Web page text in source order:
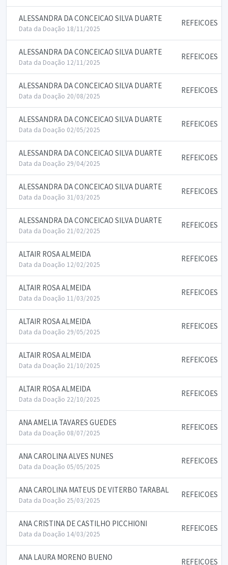
ALESSANDRA DA CONCEICAO SILVA DUARTE
Data da Doação 18/11/2025
REFEICOES
ALESSANDRA DA CONCEICAO SILVA DUARTE
Data da Doação 12/11/2025
REFEICOES
ALESSANDRA DA CONCEICAO SILVA DUARTE
Data da Doação 20/08/2025
REFEICOES
ALESSANDRA DA CONCEICAO SILVA DUARTE
Data da Doação 02/05/2025
REFEICOES
ALESSANDRA DA CONCEICAO SILVA DUARTE
Data da Doação 29/04/2025
REFEICOES
ALESSANDRA DA CONCEICAO SILVA DUARTE
Data da Doação 31/03/2025
REFEICOES
ALESSANDRA DA CONCEICAO SILVA DUARTE
Data da Doação 21/02/2025
REFEICOES
ALTAIR ROSA ALMEIDA
Data da Doação 12/02/2025
REFEICOES
ALTAIR ROSA ALMEIDA
Data da Doação 11/03/2025
REFEICOES
ALTAIR ROSA ALMEIDA
Data da Doação 29/05/2025
REFEICOES
ALTAIR ROSA ALMEIDA
Data da Doação 21/10/2025
REFEICOES
ALTAIR ROSA ALMEIDA
Data da Doação 22/10/2025
REFEICOES
ANA AMELIA TAVARES GUEDES
Data da Doação 08/07/2025
REFEICOES
ANA CAROLINA ALVES NUNES
Data da Doação 05/05/2025
REFEICOES
ANA CAROLINA MATEUS DE VITERBO TARABAL
Data da Doação 25/03/2025
REFEICOES
ANA CRISTINA DE CASTILHO PICCHIONI
Data da Doação 14/03/2025
REFEICOES
ANA LAURA MORENO BUENO REFEICOES